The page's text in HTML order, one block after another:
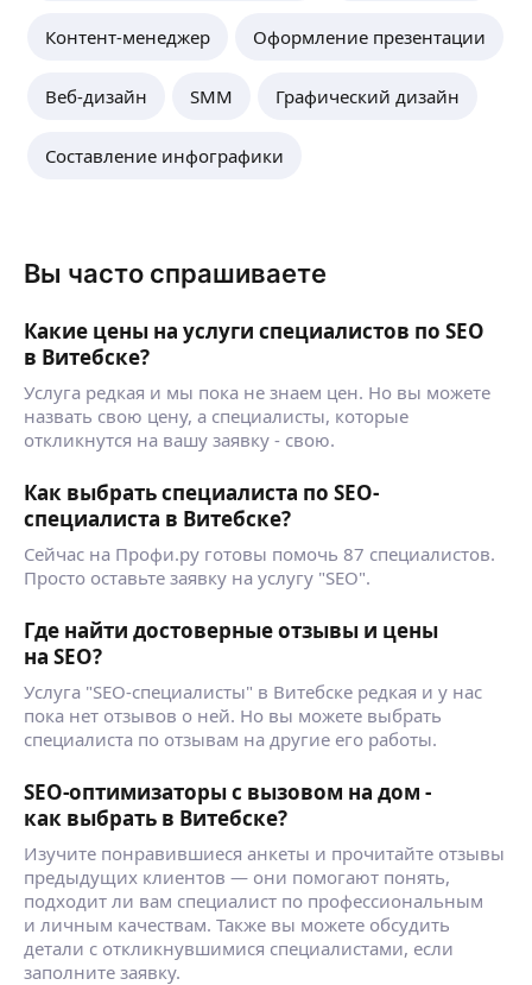
Контент-менеджер Оформление презентации
Веб-дизайн SMM Графический дизайн
Составление инфографики
Вы часто спрашиваете
Какие цены на услуги специалистов по SEO
в Витебске?
Услуга редкая и мы пока не знаем цен. Но вы можете
назвать свою цену, а специалисты, которые
откликнутся на вашу заявку - свою.
Как выбрать специалиста по SEO-
специалиста в Витебске?
Сейчас на Профи.ру готовы помочь 87 специалистов.
Просто оставьте заявку на услугу "SEO".
Где найти достоверные отзывы и цены
на SEO?
Услуга "SEO-специалисты" в Витебске редкая и у нас
пока нет отзывов о ней. Но вы можете выбрать
специалиста по отзывам на другие его работы.
SEO-оптимизаторы с вызовом на дом -
как выбрать в Витебске?
Изучите понравившиеся анкеты и прочитайте отзывы
предыдущих клиентов — они помогают понять,
подходит ли вам специалист по профессиональным
и личным качествам. Также вы можете обсудить
детали с откликнувшимися специалистами, если
заполните заявку.